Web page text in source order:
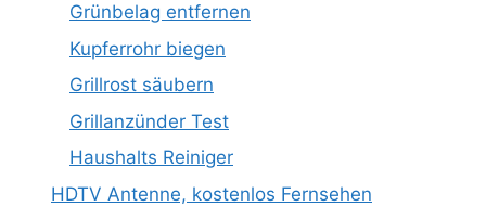
Grünbelag entfernen
Kupferrohr biegen
Grillrost säubern
Grillanzünder Test
Haushalts Reiniger
HDTV Antenne, kostenlos Fernsehen